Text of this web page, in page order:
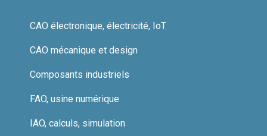
CAO électronique, électricité, IoT
CAO mécanique et design
Composants industriels
FAO, usine numérique
IAO, calculs, simulation